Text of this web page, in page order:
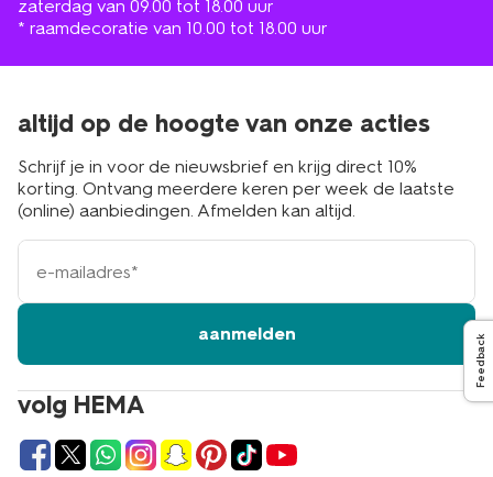
zaterdag van 09.00 tot 18.00 uur
* raamdecoratie van 10.00 tot 18.00 uur
volg HEMA
altijd op de hoogte van onze acties
Schrijf je in voor de nieuwsbrief en krijg direct 10%
korting. Ontvang meerdere keren per week de laatste
(online) aanbiedingen. Afmelden kan altijd.
e-
mailadres
aanmelden
Feedback